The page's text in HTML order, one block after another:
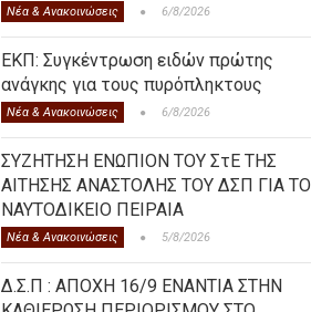
Νέα & Ανακοινώσεις 6/8/2026
ΕΚΠ: Συγκέντρωση ειδών πρώτης
ανάγκης για τους πυρόπληκτους
Νέα & Ανακοινώσεις 6/8/2026
ΣΥΖΗΤΗΣΗ ΕΝΩΠΙΟΝ ΤΟΥ ΣτΕ ΤΗΣ
ΑΙΤΗΣΗΣ ΑΝΑΣΤΟΛΗΣ ΤΟΥ ΔΣΠ ΓΙΑ ΤΟ
ΝΑΥΤΟΔΙΚΕΙΟ ΠΕΙΡΑΙΑ
Νέα & Ανακοινώσεις 5/8/2026
Δ.Σ.Π : ΑΠΟΧΗ 16/9 ΕΝΑΝΤΙΑ ΣΤΗΝ